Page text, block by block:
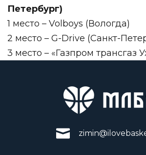
Петербург)
1 место – Volboys (Вологда)
2 место – G-Drive (Санкт-
3 место – «Газпром трансгаз